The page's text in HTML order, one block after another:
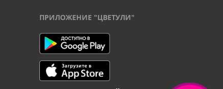
ПРИЛОЖЕНИЕ "ЦВЕТУЛИ"